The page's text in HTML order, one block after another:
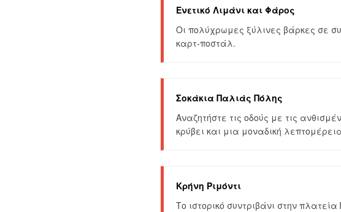
Ενετικό Λιμάνι και Φάρος
Οι πολύχρωμες ξύλινες βάρκες σε
καρτ-ποστάλ.
Σοκάκια Παλιάς Πόλης
Αναζητήστε τις οδούς με τις
κρύβει και μια μοναδική
Κρήνη Ριμόντι
Το ιστορικό συντριβάνι στην